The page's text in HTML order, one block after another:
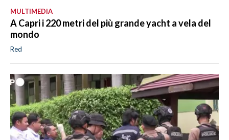
MULTIMEDIA
A Capri i 220 metri del più grande yacht a vela del
mondo
Red